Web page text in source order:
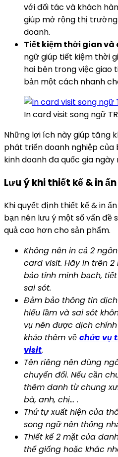
với đối tác và khách
giúp mở rộng thị
doanh.
Tiết kiệm thời gian và
ngữ giúp tiết kiệm thời
hai bên trong việc giao
bản một cách nhanh
In card visit song ngữ
Những lợi ích này giúp tăng
phát triển doanh nghiệp
kinh doanh đa quốc gia ngày
Lưu ý khi thiết kế & in
Khi quyết định thiết kế & in
bạn nên lưu ý một số vấn đề
quả cao hơn cho sản phẩm.
Không nên in cả 2
card visit. Hãy in trên
bảo tính minh bạch,
sai sót.
Đảm bảo thông tin
hiểu lầm và sai sót
vụ nên được dịch
khảo thêm về chức vụ
visit.
Tên riêng nên dùng
chuyển đổi. Nếu cần
thêm danh từ chung
bà, anh, chị… .
Thứ tự xuất hiện của
song ngữ nên thống
Thiết kế 2 mặt của
thể giống hoặc khác